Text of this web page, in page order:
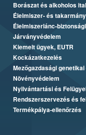
Borászat és alkoholos
Élelmiszer- és
Élelmiszerlánc-
Járványvédelem
Kiemelt ügyek, EUTR
Kockázatkezelés
Mezőgazdasági
Növényvédelem
Nyilvántartási és
Rendszerszervezés és
Termékpálya-ellenőrzés